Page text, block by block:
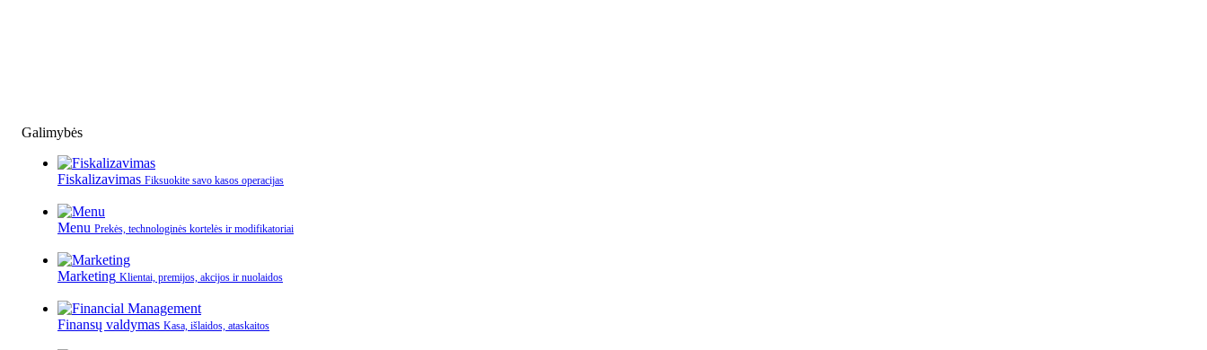
Galimybės
Fiskalizavimas Fiksuokite savo kasos operacijas
Menu Prekės, technologinės kortelės ir modifikatoriai
Marketing Klientai, premijos, akcijos ir nuolaidos
Finansų valdymas Kasa, išlaidos, ataskaitos